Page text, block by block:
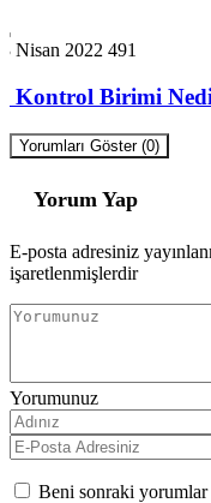
Nisan 2022 491
Kontrol Birimi
Yorumları Göster (0)
Yorum Yap
E-posta adresiniz
işaretlenmişlerdir
Yorumunuz
Beni sonraki